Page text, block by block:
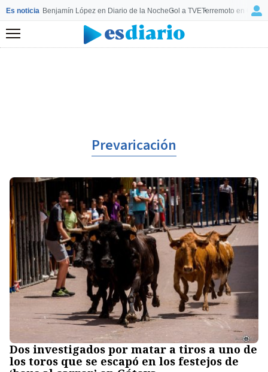
Es noticia Benjamín López en Diario de la NocheGol a TVETerremoto en
Menú
Prevaricación
Dos investigados por matar a tiros a uno de
los toros que se escapó en los festejos de